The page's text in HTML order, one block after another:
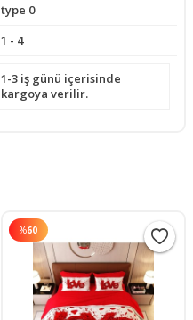
type 0
1 - 4
1-3 iş günü içerisinde
kargoya verilir.
%60